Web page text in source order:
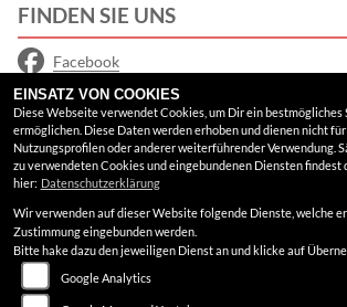
FINDEN SIE UNS
Facebook
Instagram
Google Maps
RECHTLICHES
AGB
Impressum
EINSATZ VON COOKIES
Diese Webseite verwendet Cookies, um Dir ein bestmögliches
ermöglichen. Diese Daten werden erhoben und dienen nicht
Nutzungsprofilen oder anderer weiterführender Verwendung.
zu verwendeten Cookies und eingebundenen Diensten findest
hier: Datenschutzerklärung
Wir verwenden auf dieser Website folgende Dienste, welche
Zustimmung eingebunden werden.
Bitte hake dazu den jeweiligen Dienst an und klicke auf
Google Analytics